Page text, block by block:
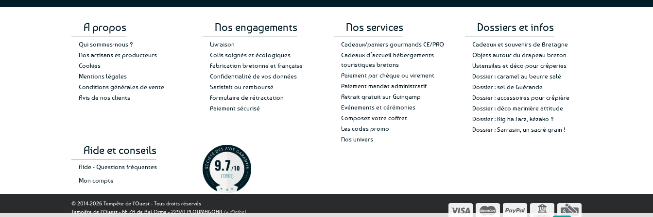
produit
A propos
Qui sommes-nous ?
Nos artisans et producteurs
Cookies
Mentions légales
Conditions générales de vente
Avis de nos clients
Nos engagements
Livraison
Colis soignés et écologiques
Fabrication bretonne et française
Confidentialité de vos données
Satisfait ou remboursé
Formulaire de rétractation
Paiement sécurisé
Nos services
Cadeaux/paniers gourmands CE/PRO
Cadeaux d’accueil hébergements
touristiques bretons
Paiement par chèque ou virement
Paiement mandat administratif
Retrait gratuit sur Guingamp
Evénements et cérémonies
Composez votre coffret
Les codes promo
Nos univers
Dossiers et infos
Cadeaux et souvenirs de Bretagne
Objets autour du drapeau breton
Ustensiles et déco pour crêperies
Dossier : caramel au beurre salé
Dossier : sel de Guérande
Dossier : accessoires pour crêpière
Dossier : déco marinière attitude
Dossier : Kig ha Farz, kézako ?
Dossier : Sarrasin, un sacré grain !
Aide et conseils
Aide - Questions fréquentes
Mon compte
© 2014-2026 Tempête de l'Ouest - Tous droits réservés
Tempête de l'Ouest - 6E ZA de Bel Orme - 22970 PLOUMAGOAR (+ d'infos)